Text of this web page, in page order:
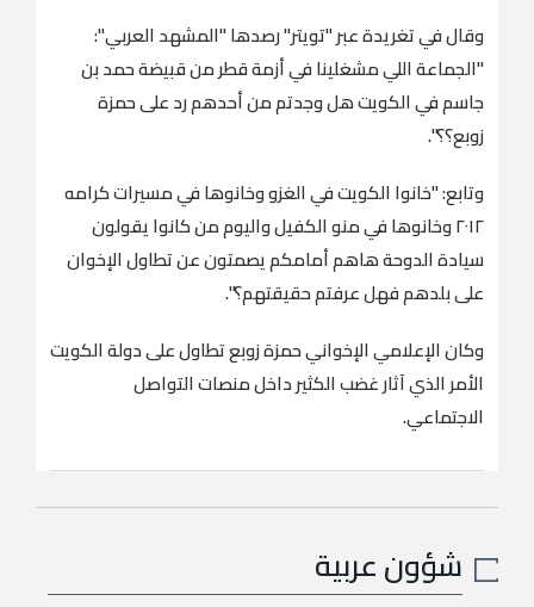
وقال في تغريدة عبر "تويتر" رصدها "المشهد العربي":
"الجماعة اللي مشغلينا في أزمة قطر من قبيضة حمد بن
جاسم في الكويت هل وجدتم من أحدهم رد على حمزة
زوبع؟؟".
وتابع: "خانوا الكويت في الغزو وخانوها في مسيرات كرامه
٢٠١٢ وخانوها في منو الكفيل واليوم من كانوا يقولون
سيادة الدوحة هاهم أمامكم يصمتون عن تطاول الإخوان
على بلدهم فهل عرفتم حقيقتهم؟".
وكان الإعلامي الإخواني حمزة زوبع تطاول على دولة الكويت
الأمر الذي آثار غضب الكثير داخل منصات التواصل
الاجتماعي.
شؤون عربية